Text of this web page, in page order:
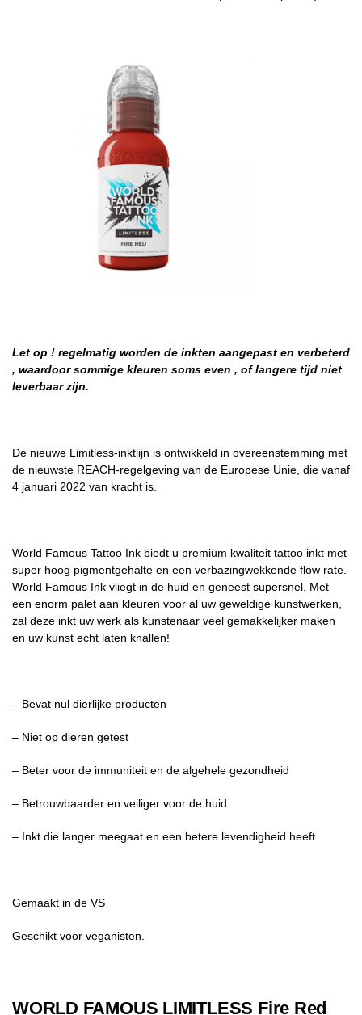
Let op ! regelmatig worden de inkten aangepast en verbeterd
, waardoor sommige kleuren soms even , of langere tijd niet
leverbaar zijn.
De nieuwe Limitless-inktlijn is ontwikkeld in overeenstemming met
de nieuwste REACH-regelgeving van de Europese Unie, die vanaf
4 januari 2022 van kracht is.
World Famous Tattoo Ink biedt u premium kwaliteit tattoo inkt met
super hoog pigmentgehalte en een verbazingwekkende flow rate.
World Famous Ink vliegt in de huid en geneest supersnel. Met
een enorm palet aan kleuren voor al uw geweldige kunstwerken,
zal deze inkt uw werk als kunstenaar veel gemakkelijker maken
en uw kunst echt laten knallen!
– Bevat nul dierlijke producten
– Niet op dieren getest
– Beter voor de immuniteit en de algehele gezondheid
– Betrouwbaarder en veiliger voor de huid
– Inkt die langer meegaat en een betere levendigheid heeft
Gemaakt in de VS
Geschikt voor veganisten.
WORLD FAMOUS LIMITLESS Fire Red